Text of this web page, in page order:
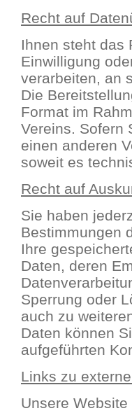
Recht auf
Ihnen steht das
Einwilligung
verarbeiten, an
Die
Format im
Vereins. Sofern
einen anderen
soweit es
Recht auf
Sie haben
Bestimmungen
Ihre
Daten, deren
Sperrung oder
auch zu
Daten können
aufgeführten
Links zu
Unsere